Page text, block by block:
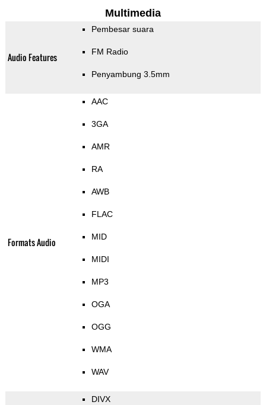
Multimedia
Audio Features
Pembesar suara
FM Radio
Penyambung 3.5mm
Formats Audio
AAC
3GA
AMR
RA
AWB
FLAC
MID
MIDI
MP3
OGA
OGG
WMA
WAV
DIVX